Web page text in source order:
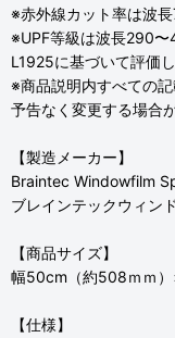
※赤外線カット率は波
※UPF等級は波長290
L1925に基づいて評価し
※商品説明内すべての
予告なく変更する場合
【製造メーカー】
Braintec Windowfilm
ブレインテックウィン
【商品サイズ】
幅50cm（約508ｍｍ
【仕様】